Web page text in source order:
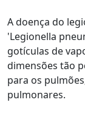
A doença do
'Legionella
gotículas de
dimensões tão
para os
pulmonares.